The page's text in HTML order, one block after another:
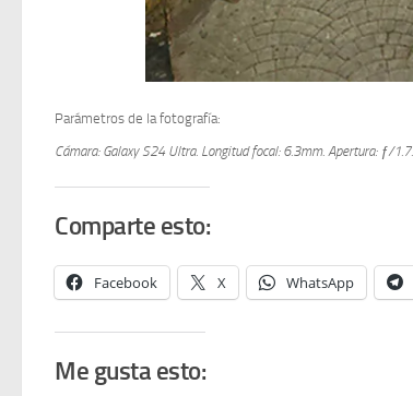
Parámetros de la fotografía:
Cámara: Galaxy S24 Ultra. Longitud focal: 6.3mm. Apertura: ƒ/1.7.
Comparte esto:
Facebook X WhatsApp
Me gusta esto: